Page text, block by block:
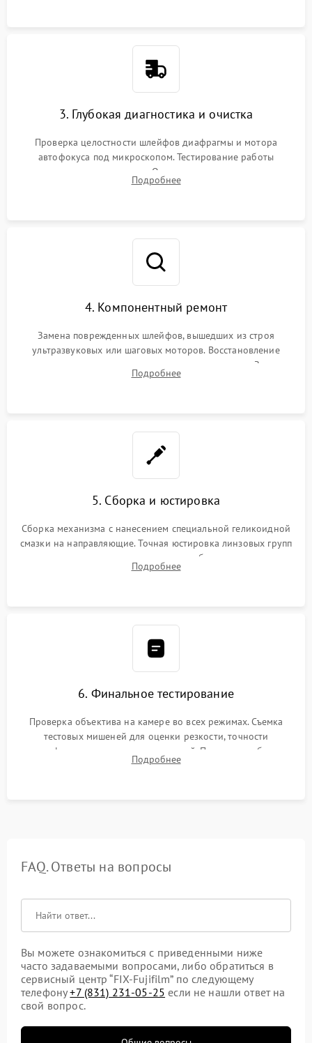
3. Глубокая диагностика и очистка
Проверка целостности шлейфов диафрагмы и мотора
автофокуса под микроскопом. Тестирование работы
электромагнитного привода. Очистка оптических элементов
от пыли, следов влаги и грибка спецрастворами без
Подробнее
4. Компонентный ремонт
Замена поврежденных шлейфов, вышедших из строя
ультразвуковых или шаговых моторов. Восстановление
геометрии направляющих при заклинивании зума. Замена
неисправного блока диафрагмы, датчиков положения или
Подробнее
5. Сборка и юстировка
Сборка механизма с нанесением специальной геликоидной
смазки на направляющие. Точная юстировка линзовых групп
программным или механическим способом для устранения
бэк
Подробнее
6. Финальное тестирование
Проверка объектива на камере во всех режимах. Съемка
тестовых мишеней для оценки резкости, точности
автофокуса и отсутствия искажений. Проверка работы
диафрагмы на закрытых значениях и тестирование
Подробнее
FAQ. Ответы на вопросы
Вы можете ознакомиться с приведенными ниже
часто задаваемыми вопросами, либо обратиться в
сервисный центр “FIX-Fujifilm” по следующему
телефону+7 (831) 231-05-25 если не нашли ответ на
свой вопрос.